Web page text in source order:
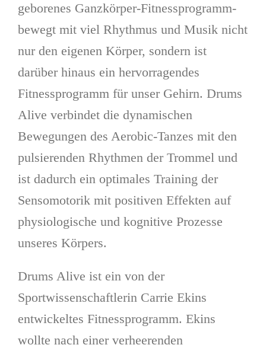
geborenes Ganzkörper-Fitnessprogramm-
bewegt mit viel Rhythmus und Musik nicht
nur den eigenen Körper, sondern ist
darüber hinaus ein hervorragendes
Fitnessprogramm für unser Gehirn. Drums
Alive verbindet die dynamischen
Bewegungen des Aerobic-Tanzes mit den
pulsierenden Rhythmen der Trommel und
ist dadurch ein optimales Training der
Sensomotorik mit positiven Effekten auf
physiologische und kognitive Prozesse
unseres Körpers.
Drums Alive ist ein von der
Sportwissenschaftlerin Carrie Ekins
entwickeltes Fitnessprogramm. Ekins
wollte nach einer verheerenden